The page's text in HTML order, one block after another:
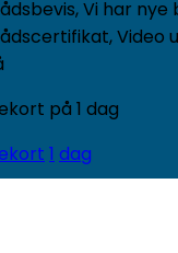
på 1 dag
1 dag